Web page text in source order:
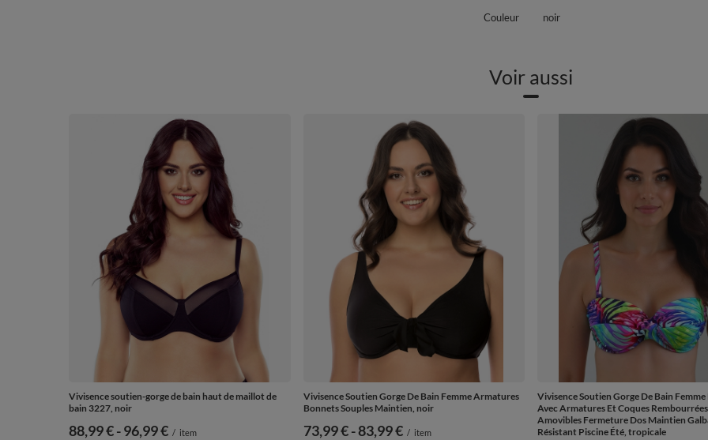
Couleur
noir
Voir aussi
Vivisence soutien-gorge de bain haut de maillot de
bain 3227, noir
de
88,99 €-vers le bas
96,99 € / item
Vivisence Soutien Gorge De Bain Femme Armatures
Bonnets Souples Maintien, noir
de
73,99 €-vers le bas
83,99 € / item
Vivisence Soutien Gorge De Bain
Avec Armatures Et Coques
Amovibles Fermeture Dos Maintien
Résistant Piscine Été, tropicale